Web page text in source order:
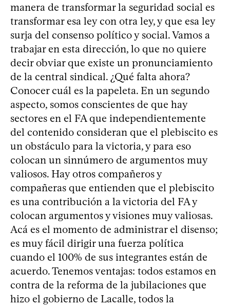
manera de transformar la seguridad social es
transformar esa ley con otra ley, y que esa ley
surja del consenso político y social. Vamos a
trabajar en esta dirección, lo que no quiere
decir obviar que existe un pronunciamiento
de la central sindical. ¿Qué falta ahora?
Conocer cuál es la papeleta. En un segundo
aspecto, somos conscientes de que hay
sectores en el FA que independientemente
del contenido consideran que el plebiscito es
un obstáculo para la victoria, y para eso
colocan un sinnúmero de argumentos muy
valiosos. Hay otros compañeros y
compañeras que entienden que el plebiscito
es una contribución a la victoria del FA y
colocan argumentos y visiones muy valiosas.
Acá es el momento de administrar el disenso;
es muy fácil dirigir una fuerza política
cuando el 100% de sus integrantes están de
acuerdo. Tenemos ventajas: todos estamos en
contra de la reforma de la jubilaciones que
hizo el gobierno de Lacalle, todos la